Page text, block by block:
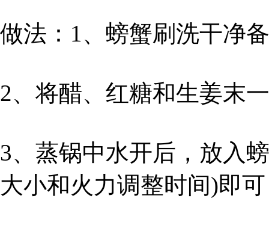
做法：1、螃蟹刷洗干净
2、将醋、红糖和生姜末
3、蒸锅中水开后，放入
大小和火力调整时间)即可